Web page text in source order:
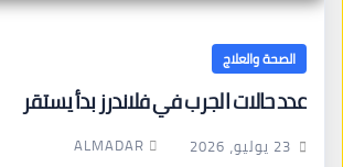
الصحة والعلاج
عدد حالات الجرب في فلاندرز بدأ يستقر
23 يوليو، 2026 ALMADAR